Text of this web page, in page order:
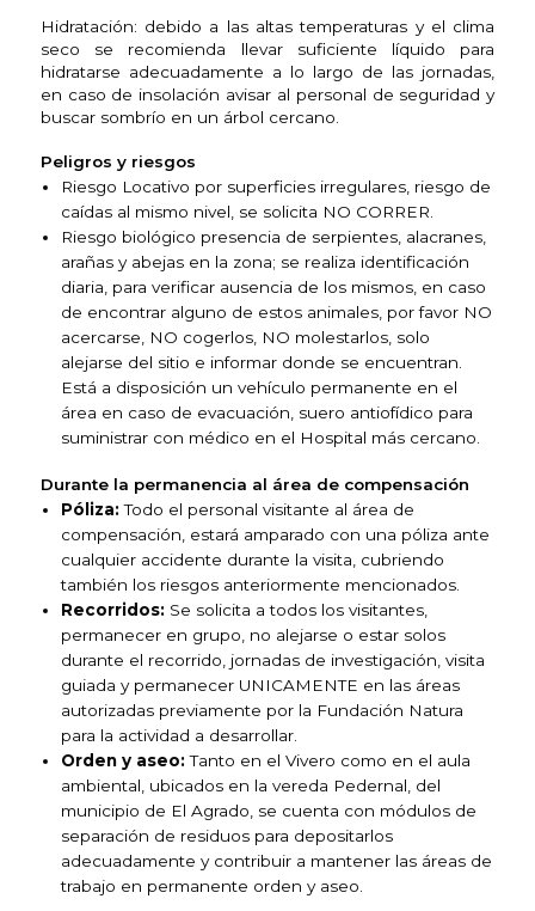
Hidratación: debido a las altas temperaturas y el clima
seco se recomienda llevar suficiente líquido para
hidratarse adecuadamente a lo largo de las jornadas,
en caso de insolación avisar al personal de seguridad y
buscar sombrío en un árbol cercano.
Peligros y riesgos
Riesgo Locativo por superficies irregulares, riesgo de
caídas al mismo nivel, se solicita NO CORRER.
Riesgo biológico presencia de serpientes, alacranes,
arañas y abejas en la zona; se realiza identificación
diaria, para verificar ausencia de los mismos, en caso
de encontrar alguno de estos animales, por favor NO
acercarse, NO cogerlos, NO molestarlos, solo
alejarse del sitio e informar donde se encuentran.
Está a disposición un vehículo permanente en el
área en caso de evacuación, suero antiofídico para
suministrar con médico en el Hospital más cercano.
Durante la permanencia al área de compensación
Póliza:Todo el personal visitante al área de
compensación, estará amparado con una póliza ante
cualquier accidente durante la visita, cubriendo
también los riesgos anteriormente mencionados.
Recorridos: Se solicita a todos los visitantes,
permanecer en grupo, no alejarse o estar solos
durante el recorrido, jornadas de investigación, visita
guiada y permanecer UNICAMENTE en las áreas
autorizadas previamente por la Fundación Natura
para la actividad a desarrollar.
Orden y aseo:Tanto en el Vivero como en el aula
ambiental, ubicados en la vereda Pedernal, del
municipio de El Agrado, se cuenta con módulos de
separación de residuos para depositarlos
adecuadamente y contribuir a mantener las áreas de
trabajo en permanente orden y aseo.